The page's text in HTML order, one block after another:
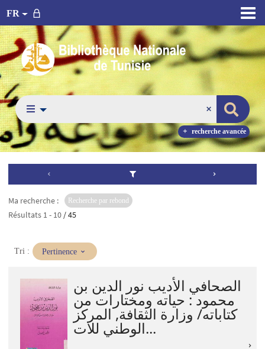
FR
recherche avancée
Ma recherche : Recherche par rebond
Résultats 1 - 10 / 45
Tri : (Mise
immédiate)
Pertinence
الصحافي الأديب نور الدين بن
محمود‏‏ : ‏حياته ومختارات من
كتاباته/ وزارة الثقافة, المركز
الوطني للات...